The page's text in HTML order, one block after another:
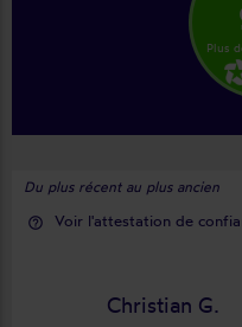
Plus
Du plus récent au plus ancien
help_outline Voir l'attestation de
Christian G.